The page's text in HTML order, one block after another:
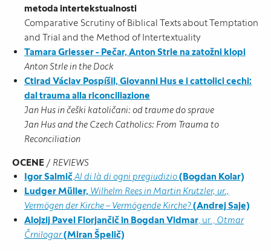
metoda intertekstualnosti
Comparative Scrutiny of Biblical Texts about Temptation
and Trial and the Method of Intertextuality
Tamara Griesser - Pečar, Anton Strle na zatožni klopi
Anton Strle in the Dock
Ctirad Václav Pospíšil, Giovanni Hus e i cattolici cechi:
dal trauma alla riconciliazione
Jan Hus in češki katoličani: od travme do sprave
Jan Hus and the Czech Catholics: From Trauma to
Reconciliation
OCENE / REVIEWS
Igor Salmič,Al di là di ogni pregiudizio(Bogdan Kolar)
Ludger Müller, Wilhelm Rees in Martin Krutzler, ur.,
Vermögen der Kirche – Vermögende Kirche?(Andrej Saje)
Alojzij Pavel Florjančič in Bogdan Vidmar, ur., Otmar
Črnilogar(Miran Špelič)